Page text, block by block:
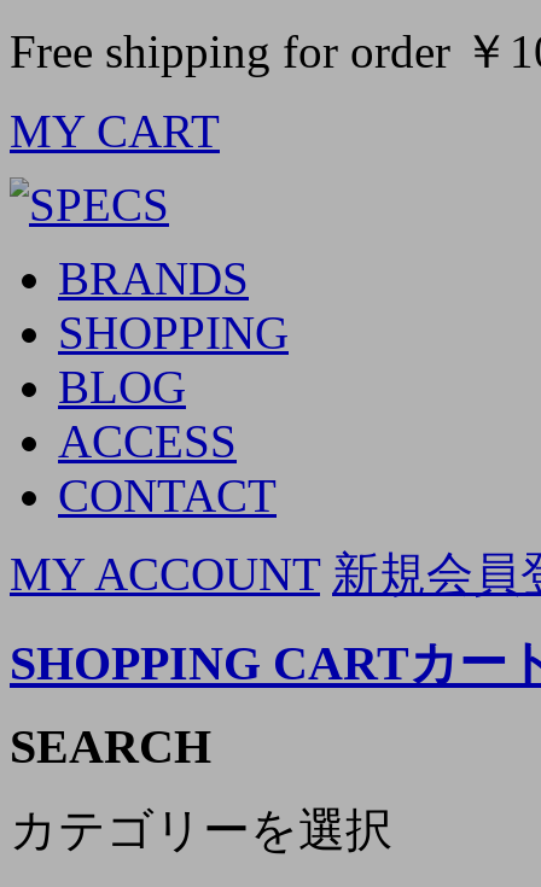
Free shipping for order ￥
MY CART
BRANDS
SHOPPING
BLOG
ACCESS
CONTACT
MY ACCOUNT 新規会員
SHOPPING CARTカー
SEARCH
カテゴリーを選択